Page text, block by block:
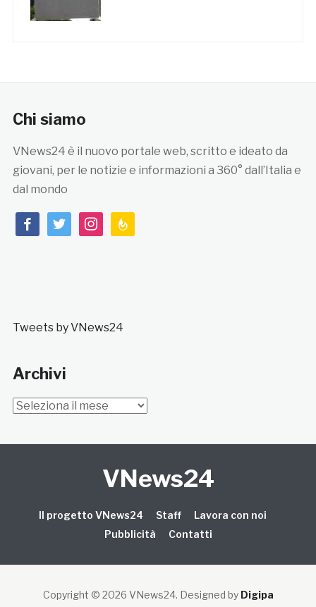
Chi siamo
VNews24 è il nuovo portale web, scritto e ideato da
giovani, per le notizie e informazioni a 360° dall’Italia e
dal mondo
facebooktwitterinstagramfeedburner
Tweets by VNews24
Archivi
Archivi
VNews24
Il progetto VNews24 Staff
Lavora con noi
Pubblicità
Contatti
Copyright © 2026 VNews24. Designed by Digipa